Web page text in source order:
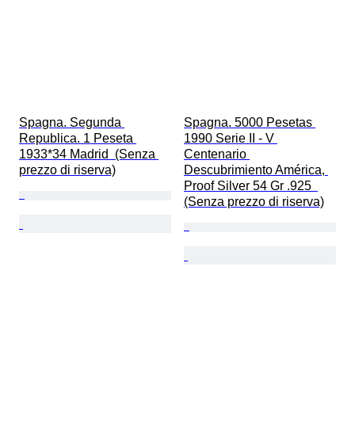
Spagna. Segunda
Republica. 1 Peseta
1933*34 Madrid  (Senza
prezzo di riserva)
Spagna. 5000 Pesetas
1990 Serie II - V
Centenario
Descubrimiento América,
Proof Silver 54 Gr .925
(Senza prezzo di riserva)